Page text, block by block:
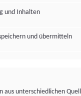
und
ähnliche Online-
generierte
zusammen mit
unterstützte
oder von dort
wenn es
für einen oder
und Inhalten
und übermitteln
aus unterschiedlichen